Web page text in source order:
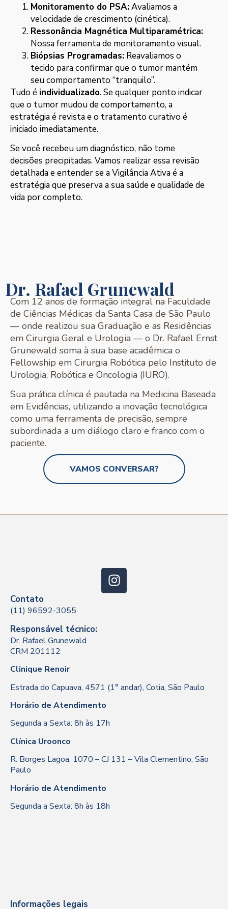
Monitoramento do PSA:Avaliamos a
velocidade de crescimento (cinética).
Ressonância Magnética Multiparamétrica:
Nossa ferramenta de monitoramento visual.
Biópsias Programadas: Reavaliamos o
tecido para confirmar que o tumor mantém
seu comportamento “tranquilo”.
Tudo é individualizado. Se qualquer ponto indicar
que o tumor mudou de comportamento, a
estratégia é revista e o tratamento curativo é
iniciado imediatamente.
Se você recebeu um diagnóstico, não tome
decisões precipitadas. Vamos realizar essa revisão
detalhada e entender se a Vigilância Ativa é a
estratégia que preserva a sua saúde e qualidade de
vida por completo.
Dr. Rafael Grunewald
Com 12 anos de formação integral na Faculdade
de Ciências Médicas da Santa Casa de São Paulo
— onde realizou sua Graduação e as Residências
em Cirurgia Geral e Urologia — o Dr. Rafael Ernst
Grunewald soma à sua base acadêmica o
Fellowship em Cirurgia Robótica pelo Instituto de
Urologia, Robótica e Oncologia (IURO).
Sua prática clínica é pautada na Medicina Baseada
em Evidências, utilizando a inovação tecnológica
como uma ferramenta de precisão, sempre
subordinada a um diálogo claro e franco com o
paciente.
VAMOS CONVERSAR?
Contato
(11) 96592-3055
Responsável técnico:
Dr. Rafael Grunewald
CRM 201112
Clinique Renoir
Estrada do Capuava, 4571 (1° andar), Cotia, São Paulo
Horário de Atendimento
Segunda a Sexta: 8h às 17h
Clínica Uroonco
R. Borges Lagoa, 1070 – CJ 131 – Vila Clementino, São
Paulo
Horário de Atendimento
Segunda a Sexta: 8h às 18h
Informações legais